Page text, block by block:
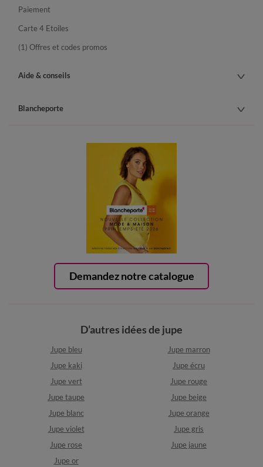
Demandez notre catalogue
Paiement
Carte 4 Etoiles
(1) Offres et codes promos
Aide & conseils
Blancheporte
D’autres idées de jupe
Jupe bleu
Jupe marron
Jupe kaki
Jupe écru
Jupe vert
Jupe rouge
Jupe taupe
Jupe beige
Jupe blanc
Jupe orange
Jupe violet
Jupe gris
Jupe rose
Jupe jaune
Jupe or